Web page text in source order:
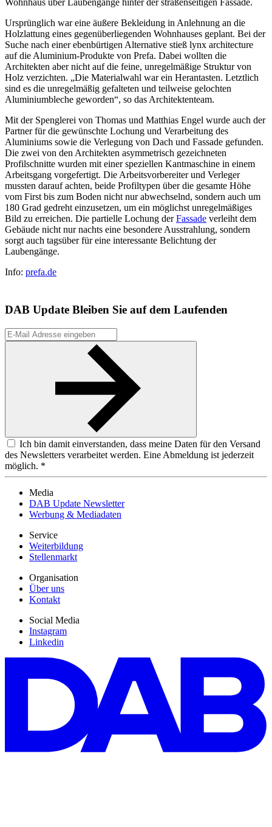
Wohnhaus über Laubengänge hinter der straßenseitigen Fassade.
Ursprünglich war eine äußere Bekleidung in Anlehnung an die
Holzlattung eines gegenüberliegenden Wohnhauses geplant. Bei der
Suche nach einer ebenbürtigen Alternative stieß lynx architecture
auf die Aluminium-Produkte von Prefa. Dabei wollten die
Architekten aber nicht auf die feine, unregelmäßige Struktur von
Holz verzichten. „Die Materialwahl war ein Herantasten. Letztlich
sind es die unregelmäßig gefalteten und teilweise gelochten
Aluminiumbleche geworden“, so das Architektenteam.
Mit der Spenglerei von Thomas und Matthias Engel wurde auch der
Partner für die gewünschte Lochung und Verarbeitung des
Aluminiums sowie die Verlegung von Dach und Fassade gefunden.
Die zwei von den Architekten asymmetrisch gezeichneten
Profilschnitte wurden mit einer speziellen Kantmaschine in einem
Arbeitsgang vorgefertigt. Die Arbeitsvorbereiter und Verleger
mussten darauf achten, beide Profiltypen über die gesamte Höhe
vom First bis zum Boden nicht nur abwechselnd, sondern auch um
180 Grad gedreht einzusetzen, um ein möglichst unregelmäßiges
Bild zu erreichen. Die partielle Lochung derFassade verleiht dem
Gebäude nicht nur nachts eine besondere Ausstrahlung, sondern
sorgt auch tagsüber für eine interessante Belichtung der
Laubengänge.
Info: prefa.de
DAB Update Bleiben Sie auf dem Laufenden
Ich bin damit einverstanden, dass meine Daten für den Versand
des Newsletters verarbeitet werden. Eine Abmeldung ist jederzeit
möglich. *
Media
DAB Update Newsletter
Werbung & Mediadaten
Service
Weiterbildung
Stellenmarkt
Organisation
Über uns
Kontakt
Social Media
Instagram
Linkedin